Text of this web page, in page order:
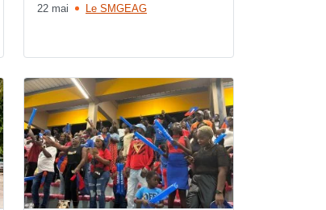
22 mai Le SMGEAG